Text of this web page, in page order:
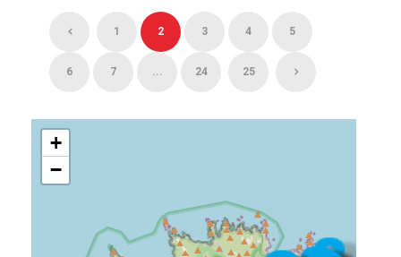
1 2 3 4 5
6 7 ... 24 25
+
−